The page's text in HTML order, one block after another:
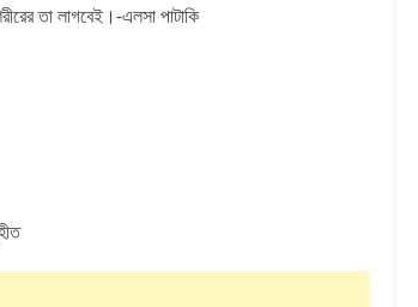
তা লাগবেই।-এলসা পাটাকি